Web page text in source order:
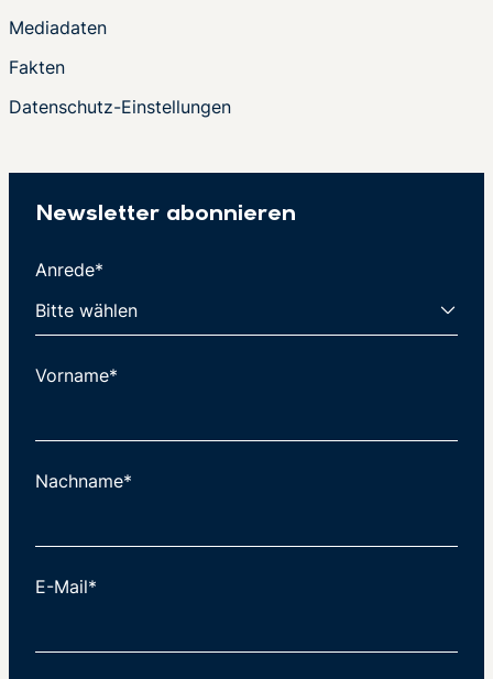
Mediadaten
Fakten
Datenschutz-Einstellungen
Newsletter abonnieren
Anrede*
Vorname*
Nachname*
E-Mail*